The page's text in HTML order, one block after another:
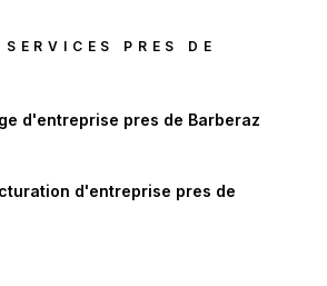
PRES DE
d'entreprise pres de Barberaz
d'entreprise pres de